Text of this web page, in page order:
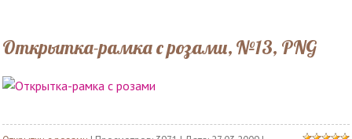
Открытка-рамка с розами, №13, PNG